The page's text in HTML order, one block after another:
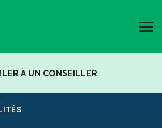
À UN CONSEILLER